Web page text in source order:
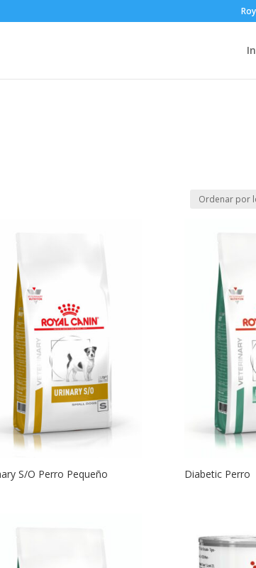
S/O Perro Pequeño Diabetic Perro